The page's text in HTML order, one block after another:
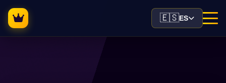
🇪🇸ES